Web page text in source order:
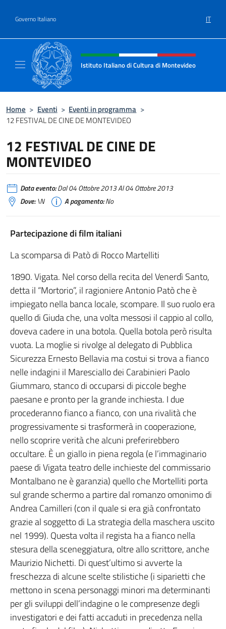
Governo Italiano IT
Intestazione sito, social e menù
Istituto Italiano di Cultura di Montevideo
Home > Eventi > Eventi in programma >
12 FESTIVAL DE CINE DE MONTEVIDEO
12 FESTIVAL DE CINE DE
MONTEVIDEO
Data evento:Dal 04 Ottobre 2013 Al 04 Ottobre 2013
Dove:\N A pagamento:No
Partecipazione di film italiani
La scomparsa di Patò di Rocco Martelliti
1890. Vigata. Nel corso della recita del Venerdì Santo,
detta il “Mortorio”, il ragioniere Antonio Patò che è
impiegato nella banca locale, scompare. Il suo ruolo era
quello di Giuda che, una volta messosi il cappio al collo,
doveva cadere in una botola. Quella botola però risulta
vuota. La moglie si rivolge al delegato di Pubblica
Sicurezza Ernesto Bellavia ma costui si trova a fianco
nelle indagini il Maresciallo dei Carabinieri Paolo
Giummaro, stanco di occuparsi di piccole beghe
paesane e pronto per la grande inchiesta. I due
procederanno fianco a fianco, con una rivalità che
progressivamente si trasformerà in cooperazione,
nello scoprire verità che alcuni preferirebbero
occultare. È un giallo in piena regola (e l’immaginario
paese di Vigata teatro delle inchieste del commissario
Montalbano ne è garanzia) quello che Mortelliti porta
sul grande schermo a partire dal romanzo omonimo di
Andrea Camilleri (con il quale si era già confrontato
grazie al soggetto di La strategia della maschera uscito
nel 1999). Questa volta il regista ha a fianco nella
stesura della sceneggiatura, oltre allo scrittore, anche
Maurizio Nichetti. Di quest’ultimo si avverte la
freschezza di alcune scelte stilistiche (i siparietti che
mettono in scena personaggi minori ma determinanti
per gli sviluppi dell’indagine o le compresenze degli
investigatori e dei fatti accaduti in precedenza nella